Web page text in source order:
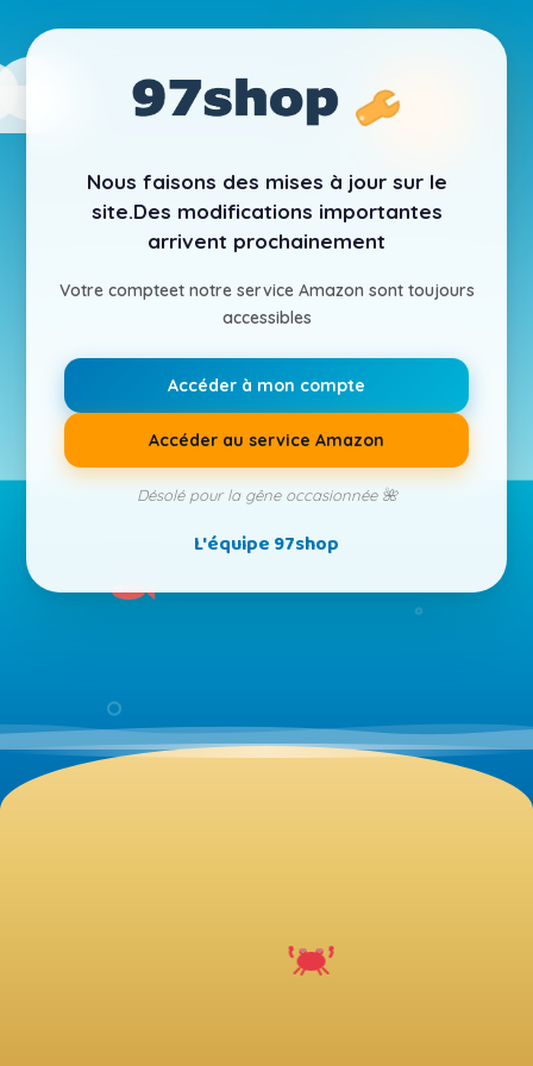
Nous faisons des mises à jour sur le
site.Des modifications importantes
arrivent prochainement
Votre compteet notre service Amazon sont toujours
accessibles
Accéder à mon compte
Accéder au service Amazon
Désolé pour la gêne occasionnée 🌺
L'équipe 97shop